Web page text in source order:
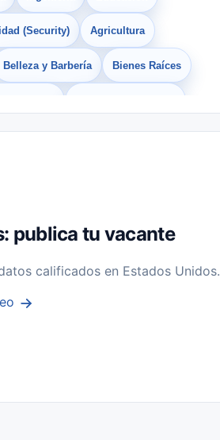
(Security) Agricultura
Belleza y Barbería Bienes Raíces
Sin Experiencia
publica tu vacante
calificados en Estados Unidos.